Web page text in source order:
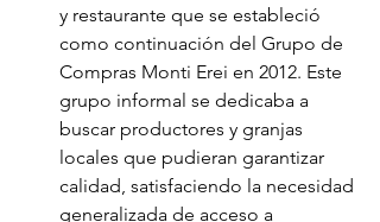
y restaurante que se estableció
como continuación del Grupo de
Compras Monti Erei en 2012. Este
grupo informal se dedicaba a
buscar productores y granjas
locales que pudieran garantizar
calidad, satisfaciendo la necesidad
generalizada de acceso a